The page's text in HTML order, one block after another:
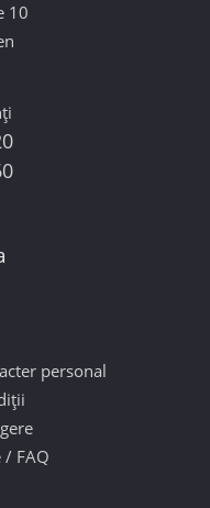
10
personal
FAQ